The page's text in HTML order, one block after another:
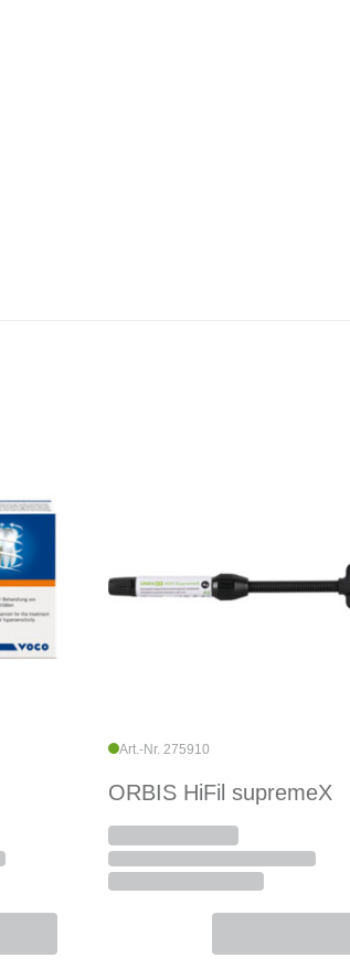
Art.-Nr. 275910
ORBIS HiFil supremeX